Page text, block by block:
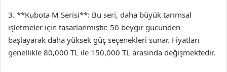
3. **Kubota M Serisi**: Bu seri, daha büyük tarımsal
işletmeler için tasarlanmıştır. 50 beygir gücünden
başlayarak daha yüksek güç seçenekleri sunar. Fiyatları
genellikle 80,000 TL ile 150,000 TL arasında değişmektedir.